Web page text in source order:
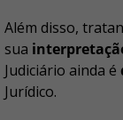
Além disso,
sua
Judiciário ainda é
Jurídico.